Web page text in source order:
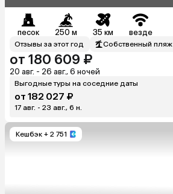
песок 250 м 35 км везде
Отзывы за этот год Собственный пляж
от 180 609 ₽
20 авг. - 26 авг., 6 ночей
Выгодные туры на соседние даты
от 182 027 ₽
17 авг. - 23 авг., 6 н.
Кешбэк + 2 751